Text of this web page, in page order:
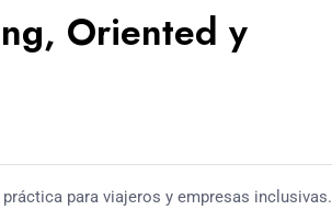
Oriented y
para viajeros y empresas inclusivas.